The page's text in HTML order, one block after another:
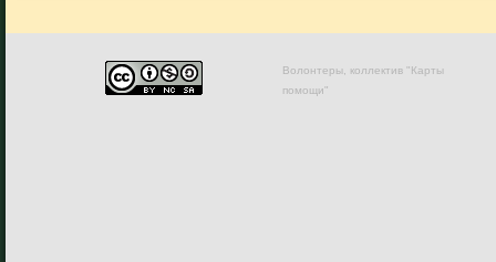
Волонтеры, коллектив "Карты
помощи"